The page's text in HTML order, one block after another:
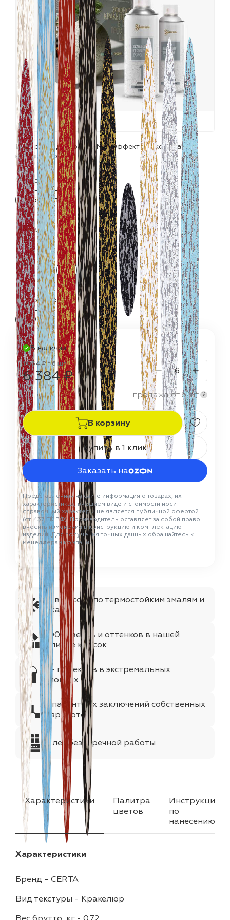
и эмали
Набор для декора SIANA "Эффект Кракелюра"
красный+золото
Фасовка:
2х520 мл
Цвета:
Термостойкость:
150 °C
В наличии
1 064 ₽ * 6 шт
6 384 ₽
продажа от 6 шт. ?
В корзину
Купить в 1 клик
Заказать на
Представленная на сайте информация о товарах, их
характеристиках, внешнем виде и стоимости носит
справочный характер и не является публичной офертой
(ст. 437 ГК РФ). Производитель оставляет за собой право
вносить изменения в конструкцию и комплектацию
изделий. Для получения точных данных обращайтесь к
менеджерам компании.
№1 в России по термостойким эмалям и
лакам
1000+цветов и оттенков в нашей
палитре красок
75+ проектов в экстремальных
условиях
35 патентных заключений собственных
разработок
25 лет безупречной работы
Характеристики
Палитра
цветов
Инструкция
по
нанесению
Характеристики
Бренд - CERTA
Вид текстуры - Кракелюр